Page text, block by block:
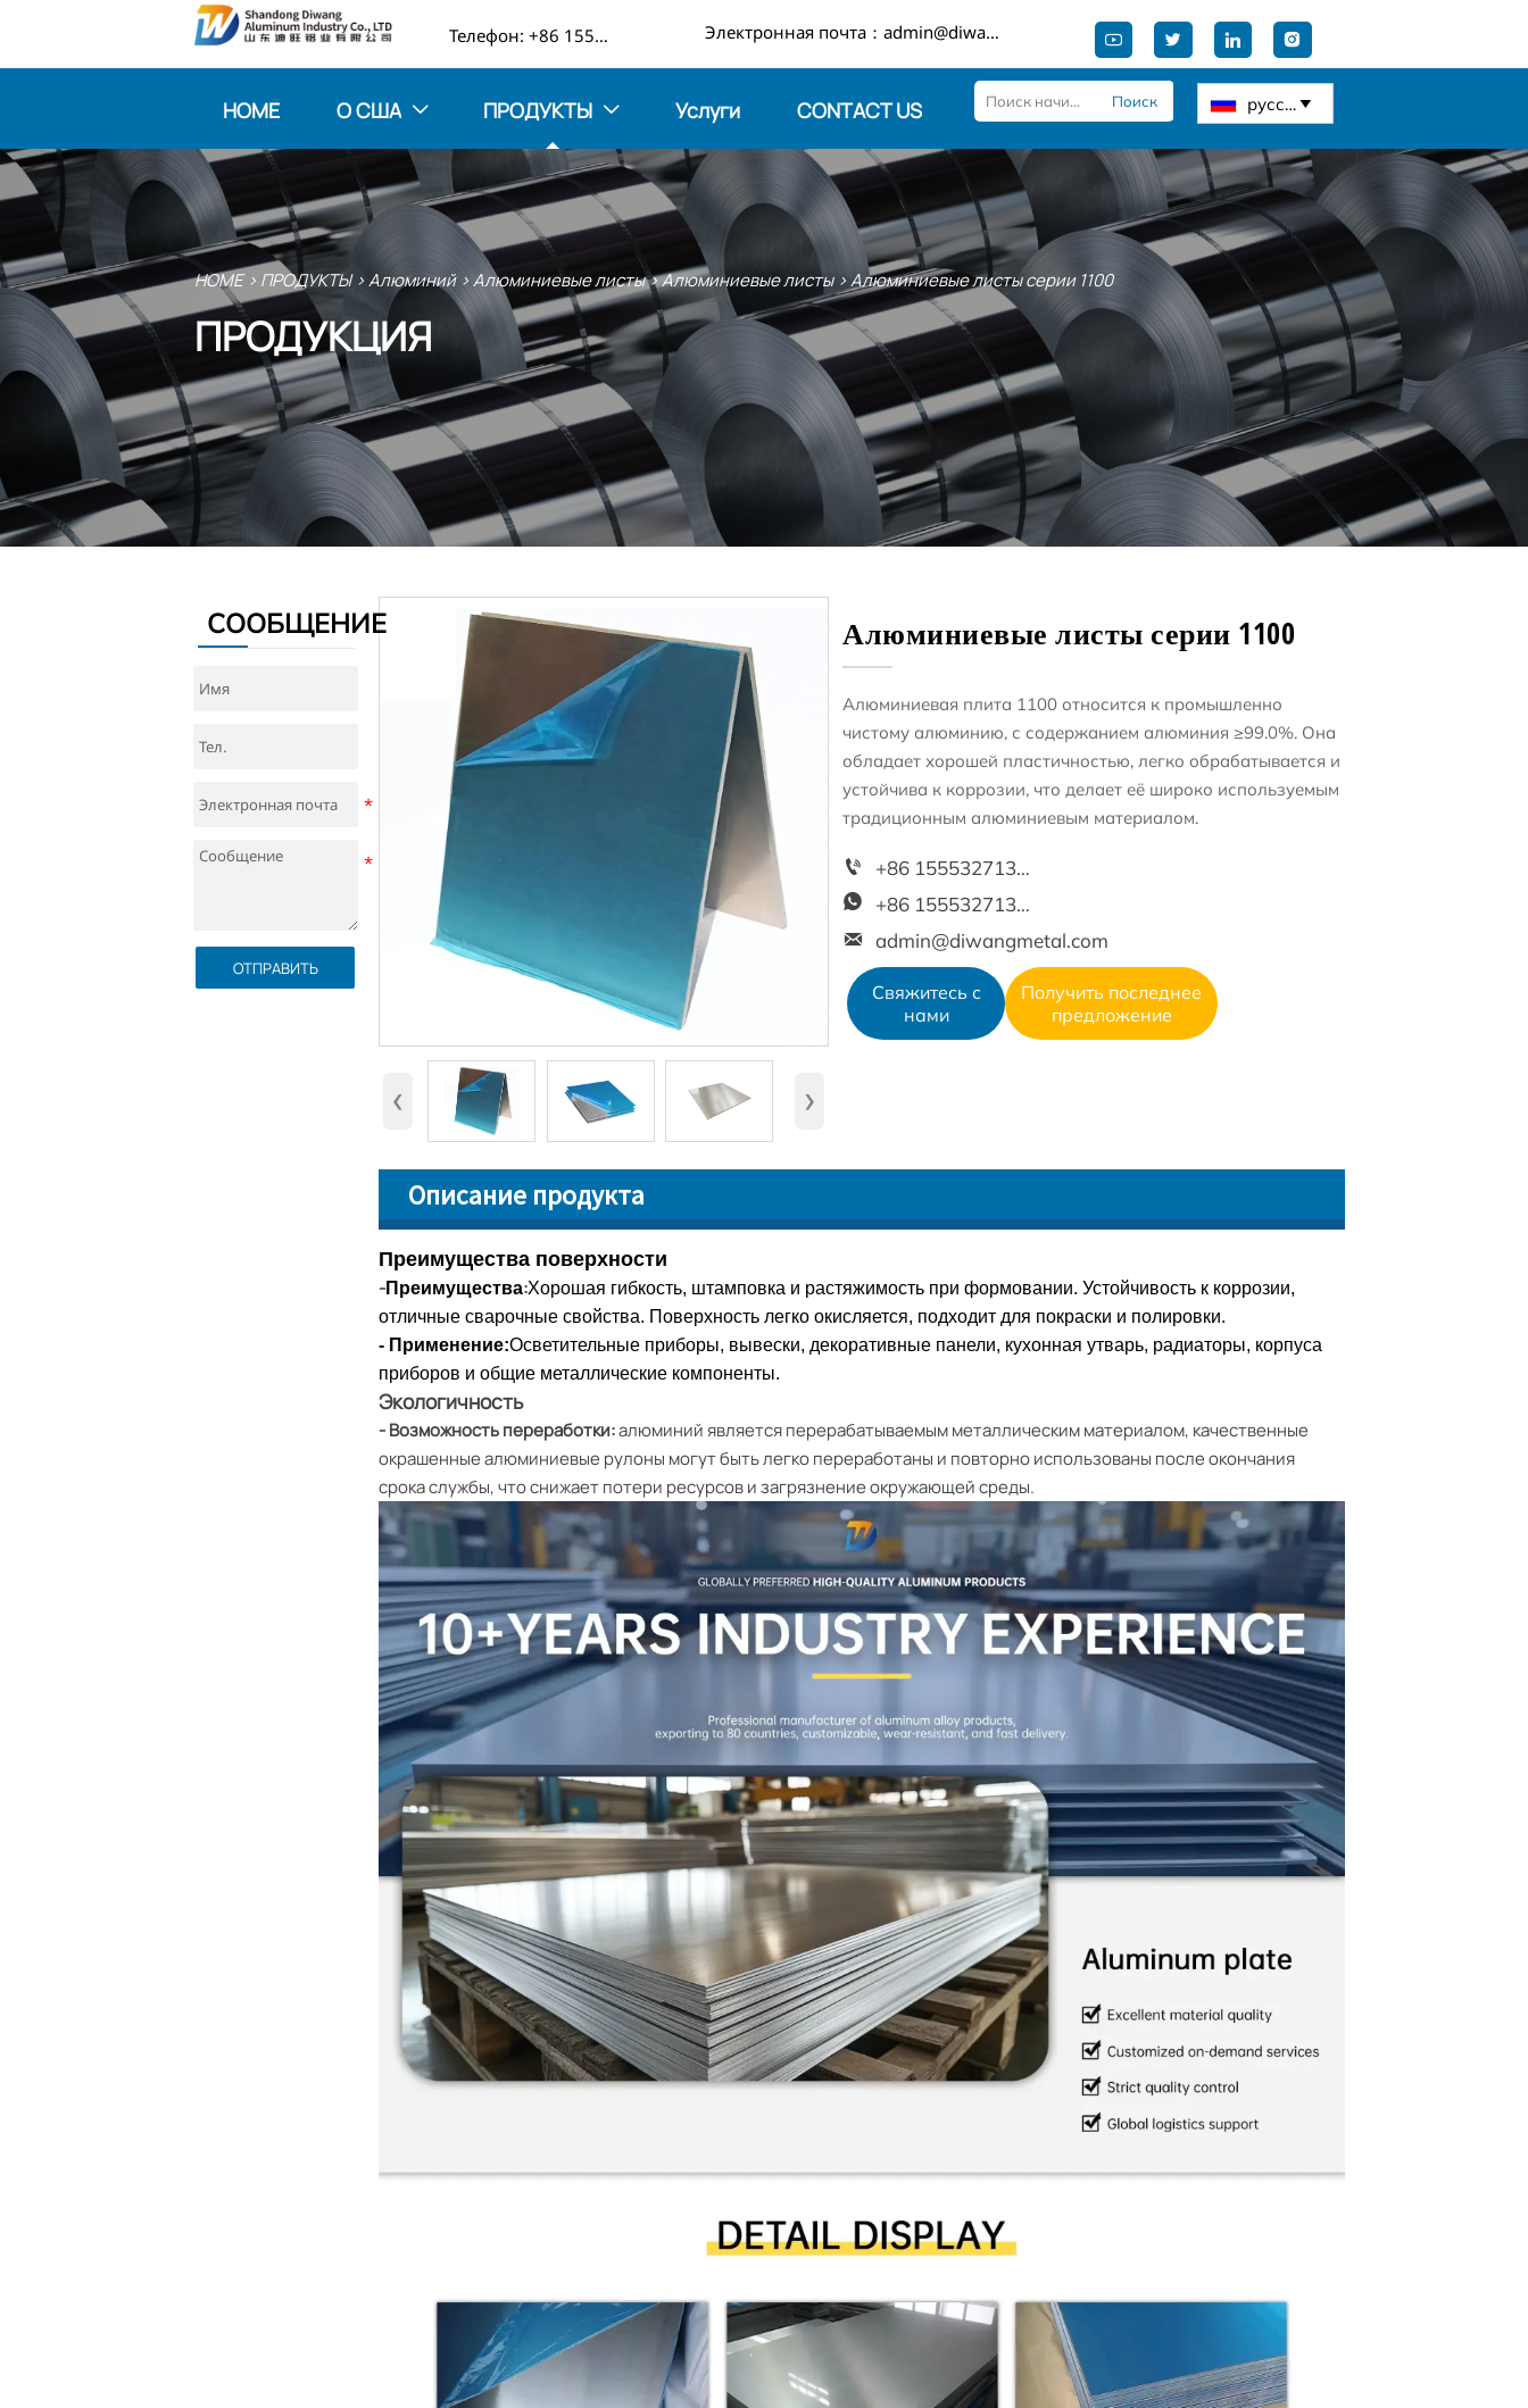
Телефон: +86 15553271351 Электронная почта：admin@diwangmetal.com    
HOME О США  ПРОДУКТЫ  Услуги CONTACT US Поиск русский 
HOME> ПРОДУКТЫ>Алюминий>Алюминиевые листы>Алюминиевые листы>Алюминиевые листы серии 1100
ПРОДУКЦИЯ
СООБЩЕНИЕ
ОТПРАВИТЬ
‹ ›
Алюминиевые листы серии 1100
Алюминиевая плита 1100 относится к промышленно
чистому алюминию, с содержанием алюминия ≥99.0%. Она
обладает хорошей пластичностью, легко обрабатывается и
устойчива к коррозии, что делает её широко используемым
традиционным алюминиевым материалом.
 +86 15553271351
 +86 15553271351
 admin@diwangmetal.com
Свяжитесь с
нами
Получить последнее
предложение
Описание продукта
Преимущества поверхности
-Преимущества:Хорошая гибкость, штамповка и растяжимость при формовании. Устойчивость к коррозии,
отличные сварочные свойства. Поверхность легко окисляется, подходит для покраски и полировки.
- Применение:Осветительные приборы, вывески, декоративные панели, кухонная утварь, радиаторы, корпуса
приборов и общие металлические компоненты.
Экологичность
- Возможность переработки:алюминий является перерабатываемым металлическим материалом, качественные
окрашенные алюминиевые рулоны могут быть легко переработаны и повторно использованы после окончания
срока службы, что снижает потери ресурсов и загрязнение окружающей среды.